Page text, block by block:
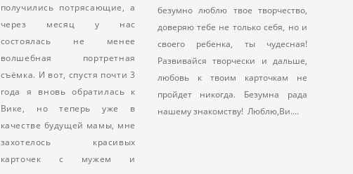
получились потрясающие, а
через месяц у нас
состоялась не менее
волшебная портретная
съёмка. И вот, спустя почти 3
года я вновь обратилась к
Вике, но теперь уже в
качестве будущей мамы, мне
захотелось красивых
карточек с мужем и
безумно люблю твое творчество,
доверяю тебе не только себя, но и
своего ребенка, ты чудесная!
Развивайся творчески и дальше,
любовь к твоим карточкам не
пройдет никогда. Безумна рада
нашему знакомству! Люблю,Ви....